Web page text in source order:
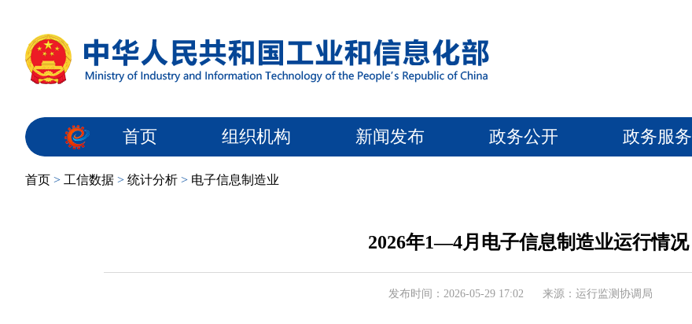
首页 组织机构 新闻发布 政务公开 政务服务
首页 > 工信数据 > 统计分析 > 电子信息制造业
2026年1—4月电子信息制造业运行情况
发布时间：2026-05-29 17:02 来源：运行监测协调局